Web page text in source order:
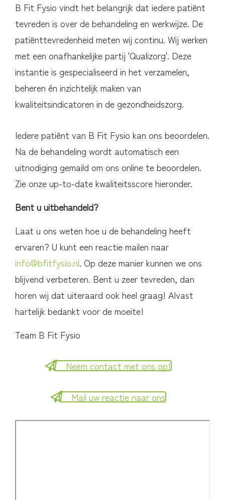
B Fit Fysio vindt het belangrijk dat iedere patiënt
tevreden is over de behandeling en werkwijze. De
patiënttevredenheid meten wij continu. Wij werken
met een onafhankelijke partij 'Qualizorg'. Deze
instantie is gespecialiseerd in het verzamelen,
beheren én inzichtelijk maken van
kwaliteitsindicatoren in de gezondheidszorg.
Iedere patiënt van B Fit Fysio kan ons beoordelen.
Na de behandeling wordt automatisch een
uitnodiging gemaild om ons online te beoordelen.
Zie onze up-to-date kwaliteitsscore hieronder.
Bent u uitbehandeld?
Laat u ons weten hoe u de behandeling heeft
ervaren? U kunt een reactie mailen naar
info@bfitfysio.nl. Op deze manier kunnen we ons
blijvend verbeteren. Bent u zeer tevreden, dan
horen wij dat uiteraard ook heel graag! Alvast
hartelijk bedankt voor de moeite!
Team B Fit Fysio
Neem contact met ons op!
Mail uw reactie naar ons